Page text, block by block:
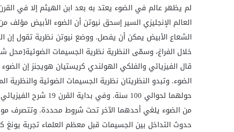
العالم الإنجليزي السير إسحق نيوتن أن الضوء الأبيض
الشعاع الأبيض يمكن أن يفصل. ووضع نيوتن نظرية تقول
خلال الفراغ، وسمّى النظرية نظرية الجسيمات
قال الفيزيائي والفلكي الهولندي كريستيان هويجنز إن
الضوء. وتبدو النظريتان نظرية الجسيمات الضوئية والنظرية
حولهما لحوالي 100
من الضوء يلغي أحدهما الآخر تحت شروط محددة. وتتصرف
حدوث التداخل بين الجسيمات قبل معظم العلماء تجربة يونغ